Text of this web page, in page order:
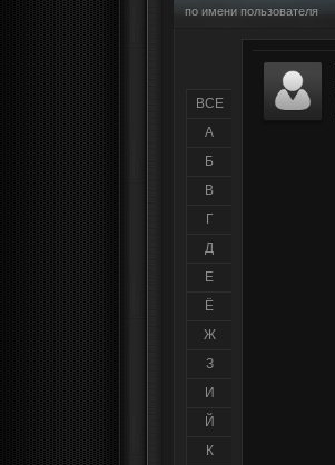
по имени пользователя
ВСЕ
А
Б
В
Г
Д
Е
Ё
Ж
З
И
Й
К